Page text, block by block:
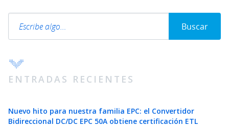
Buscar
ENTRADAS RECIENTES
Nuevo hito para nuestra familia EPC: el Convertidor
Bidireccional DC/DC EPC 50A obtiene certificación ETL